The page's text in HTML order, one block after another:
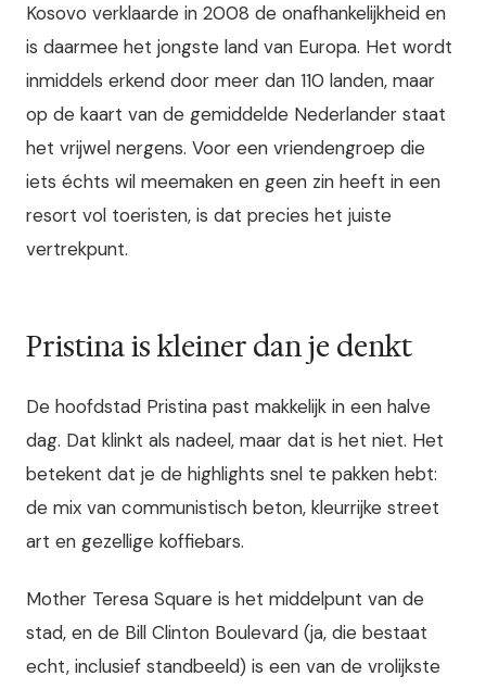
Kosovo verklaarde in 2008 de onafhankelijkheid en
is daarmee het jongste land van Europa. Het wordt
inmiddels erkend door meer dan 110 landen, maar
op de kaart van de gemiddelde Nederlander staat
het vrijwel nergens. Voor een vriendengroep die
iets échts wil meemaken en geen zin heeft in een
resort vol toeristen, is dat precies het juiste
vertrekpunt.
Pristina is kleiner dan je denkt
De hoofdstad Pristina past makkelijk in een halve
dag. Dat klinkt als nadeel, maar dat is het niet. Het
betekent dat je de highlights snel te pakken hebt:
de mix van communistisch beton, kleurrijke street
art en gezellige koffiebars.
Mother Teresa Square is het middelpunt van de
stad, en de Bill Clinton Boulevard (ja, die bestaat
echt, inclusief standbeeld) is een van de vrolijkste